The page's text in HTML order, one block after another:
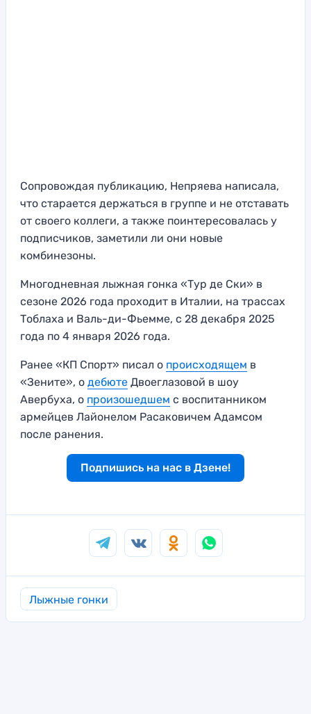
Сопровождая публикацию, Непряева написала,
что старается держаться в группе и не отставать
от своего коллеги, а также поинтересовалась у
подписчиков, заметили ли они новые
комбинезоны.
Многодневная лыжная гонка «Тур де Ски» в
сезоне 2026 года проходит в Италии, на трассах
Тоблаха и Валь-ди-Фьемме, с 28 декабря 2025
года по 4 января 2026 года.
Ранее «КП Спорт» писал о происходящем в
«Зените», о дебюте Двоеглазовой в шоу
Авербуха, о произошедшем с воспитанником
армейцев Лайонелом Расаковичем Адамсом
после ранения.
Подпишись на нас в Дзене!
Лыжные гонки